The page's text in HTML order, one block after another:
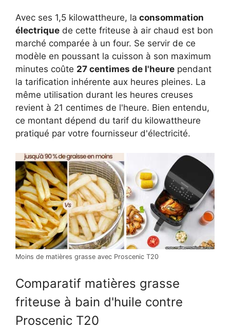
Avec ses 1,5 kilowattheure, la consommation
électrique de cette friteuse à air chaud est bon
marché comparée à un four. Se servir de ce
modèle en poussant la cuisson à son maximum
minutes coûte 27 centimes de l'heure pendant
la tarification inhérente aux heures pleines. La
même utilisation durant les heures creuses
revient à 21 centimes de l'heure. Bien entendu,
ce montant dépend du tarif du kilowattheure
pratiqué par votre fournisseur d'électricité.
Moins de matières grasse avec Proscenic T20
Comparatif matières grasse
friteuse à bain d'huile contre
Proscenic T20